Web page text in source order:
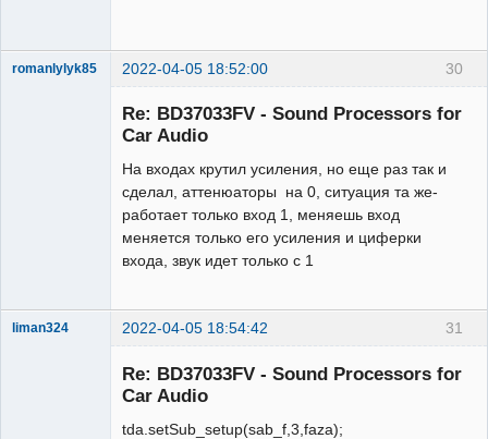
30
romanlylyk85 2022-04-05 18:52:00
Re: BD37033FV - Sound Processors for
Car Audio
На входах крутил усиления, но еще раз так и
сделал, аттенюаторы на 0, ситуация та же-
работает только вход 1, меняешь вход
меняется только его усиления и циферки
входа, звук идет только с 1
31
liman324 2022-04-05 18:54:42
Re: BD37033FV - Sound Processors for
Car Audio
tda.setSub_setup(sab_f,3,faza);